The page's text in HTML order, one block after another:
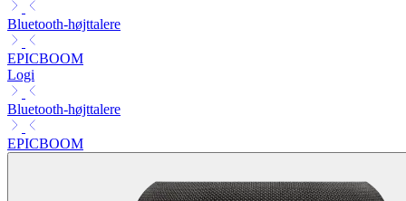
Bluetooth-højttalere
EPICBOOM
Logi
Bluetooth-højttalere
EPICBOOM